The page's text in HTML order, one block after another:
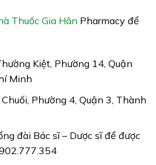
Thuốc Gia Hân Pharmacy để
Kiệt, Phường 14, Quận
Minh
Phường 4, Quận 3, Thành
đài Bác sĩ – Dược sĩ để được